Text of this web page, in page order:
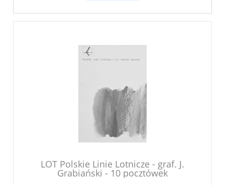
LOT Polskie Linie Lotnicze - graf. J.
Grabiański - 10 pocztówek